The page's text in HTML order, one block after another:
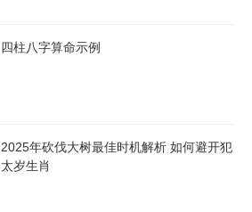
四柱八字算命示例
2025年砍伐大树最佳时机解析 如何避开犯
太岁生肖